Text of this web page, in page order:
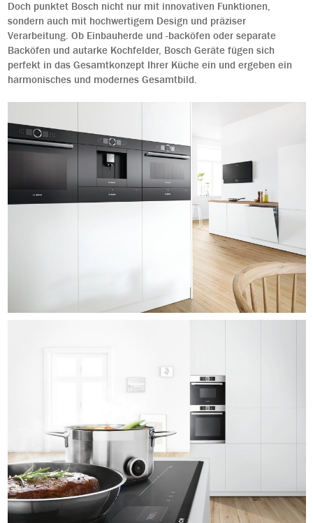
Doch punktet Bosch nicht nur mit innovativen Funktionen,
sondern auch mit hochwertigem Design und präziser
Verarbeitung. Ob Einbauherde und -backöfen oder separate
Backöfen und autarke Kochfelder, Bosch Geräte fügen sich
perfekt in das Gesamtkonzept Ihrer Küche ein und ergeben ein
harmonisches und modernes Gesamtbild.